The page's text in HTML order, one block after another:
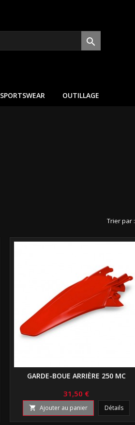

SPORTSWEAR OUTILLAGE
Trier par :
GARDE-BOUE ARRIÈRE 250 MC
31,50 €
 Ajouter au panier Détails